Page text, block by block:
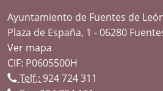
Ayuntamiento de Fuentes de
Plaza de España, 1 - 06280
Ver mapa
CIF: P0605500H
Telf.: 924 724 311